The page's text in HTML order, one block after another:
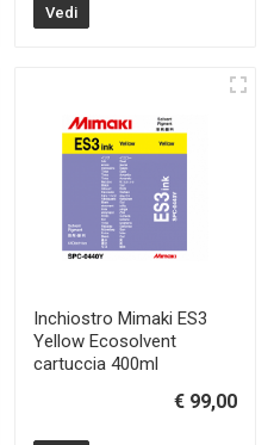
Vedi
Inchiostro Mimaki ES3
Yellow Ecosolvent
cartuccia 400ml
€ 99,00